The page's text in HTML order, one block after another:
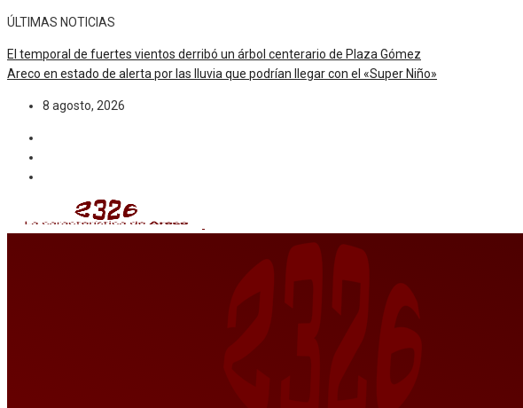
ÚLTIMAS NOTICIAS
El temporal de fuertes vientos derribó un árbol centerario de Plaza Gómez
Areco en estado de alerta por las lluvia que podrían llegar con el «Super Niño»
8 agosto, 2026